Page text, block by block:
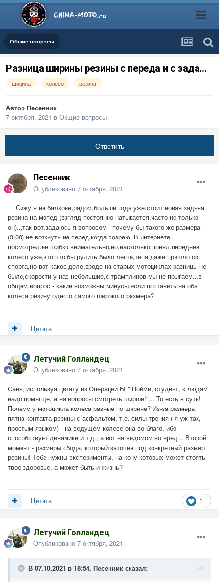
Общие вопросы
Разница ширины резины с переда и с зада...
ширина колесо резина
Автор Песенник
7 октября, 2021 в Общие вопросы
Ответить
Песенник
Опубликовано 7 октября, 2021
Сижу я на балконе,рядом,больше года уже,стоит новая задняя
резина на мопед (взгляд постоянно натыкается,часто не только
он)..,так вот,задаюсь я вопросом - почему бы такого же размера
(3.00) не воткнуть на перед,когда созрею. В интернете
посмотрел,не шибко внимательно,но,насколько понял,переднее
колесо уже,это что бы рулить было легче,типа даже пришло со
спорта,но вот какое дело,вроде на старых мотоциклах разницы не
было,скорости у нас небольшие,с трамплинов мы не прыгаем..,в
общем,вопрос - какие возможны минусы,если поставить на оба
колеса резину одного самого широкого размера?
Цитата
Летучий Голландец
Опубликовано 7 октября, 2021
Саня, используя цитату из Операции Ы " Пойми, студент, к людям
надо помягще, а на вопросы смотреть ширше!"... То есть в суть!
Почему у мотоцикла колеса разные по ширине? Из-за размера
пятна контакта резины с асфальтом, т.е. силы трения ( я уж так,
простым языком) - на ведущем колесе она во благо, ибо
способствует динамике и т.д., а вот на ведомом во вред... Второй
момент - размеры обода, который заточен под конкретный размер
резины! Тебе нужны эксперименты, на кону которых может стоять
твое здоровье, а может быть и жизнь?
1
Цитата
Летучий Голландец
Опубликовано 7 октября, 2021
В 07.10.2021 в 18:54, Песенник сказал: